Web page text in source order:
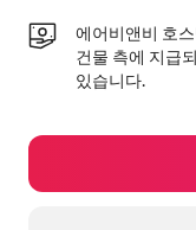
에어비앤비 호
건물 측에 지급
있습니다.